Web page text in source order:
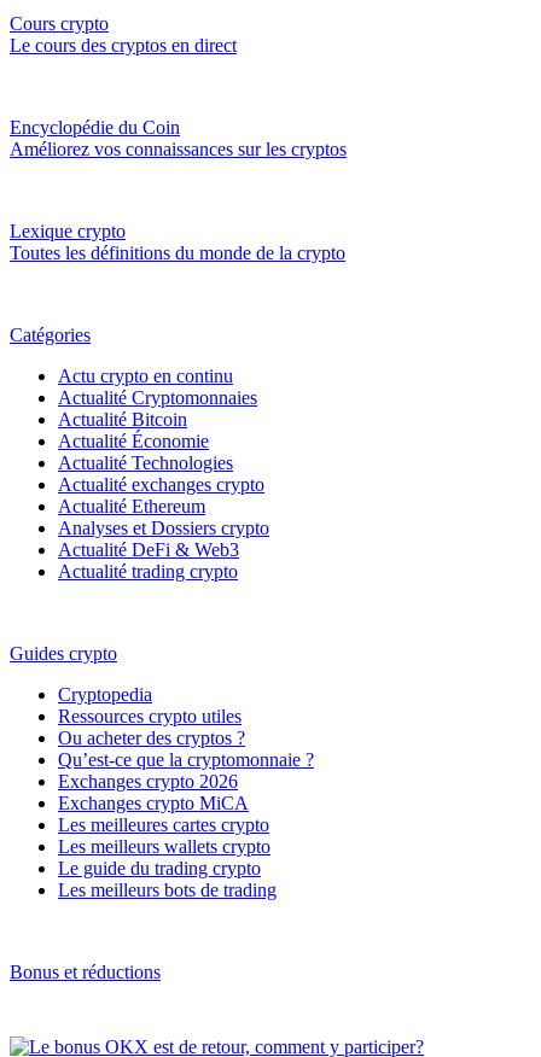
Cours crypto
Le cours des cryptos en direct
Encyclopédie du Coin
Améliorez vos connaissances sur les cryptos
Lexique crypto
Toutes les définitions du monde de la crypto
Catégories
Actu crypto en continu
Actualité Cryptomonnaies
Actualité Bitcoin
Actualité Économie
Actualité Technologies
Actualité exchanges crypto
Actualité Ethereum
Analyses et Dossiers crypto
Actualité DeFi & Web3
Actualité trading crypto
Guides crypto
Cryptopedia
Ressources crypto utiles
Ou acheter des cryptos ?
Qu’est-ce que la cryptomonnaie ?
Exchanges crypto 2026
Exchanges crypto MiCA
Les meilleures cartes crypto
Les meilleurs wallets crypto
Le guide du trading crypto
Les meilleurs bots de trading
Bonus et réductions